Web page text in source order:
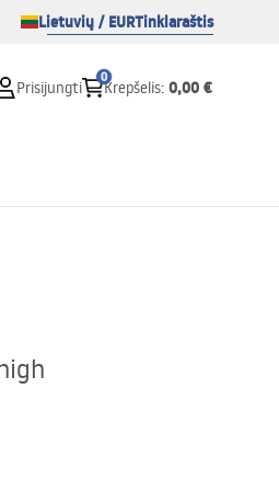
Lietuvių / EURTinklaraštis
Prisijungti
0
Krepšelis: 0,00 €